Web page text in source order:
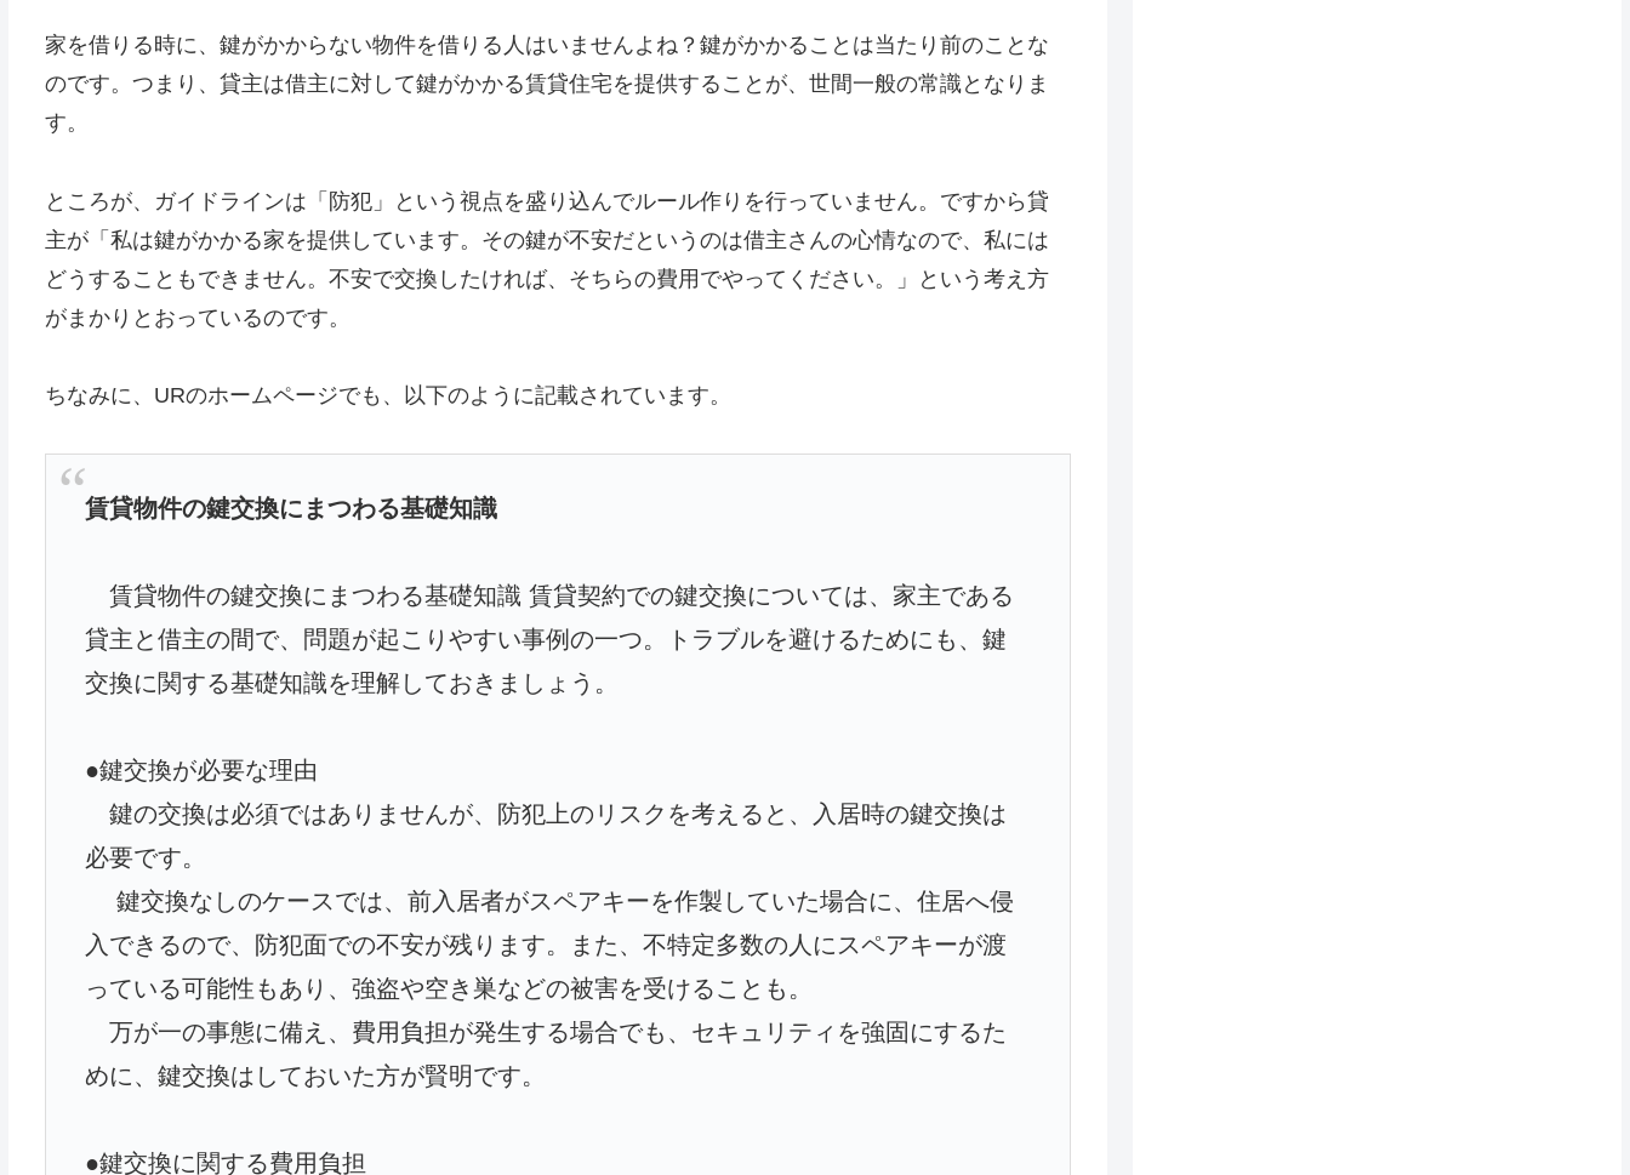
家を借りる時に、鍵がかからない物件を借りる人はいませんよね？鍵がかかることは当たり前のことな
のです。つまり、貸主は借主に対して鍵がかかる賃貸住宅を提供することが、世間一般の常識となりま
す。
ところが、ガイドラインは「防犯」という視点を盛り込んでルール作りを行っていません。ですから貸
主が「私は鍵がかかる家を提供しています。その鍵が不安だというのは借主さんの心情なので、私には
どうすることもできません。不安で交換したければ、そちらの費用でやってください。」という考え方
がまかりとおっているのです。
ちなみに、URのホームページでも、以下のように記載されています。
賃貸物件の鍵交換にまつわる基礎知識
賃貸物件の鍵交換にまつわる基礎知識 賃貸契約での鍵交換については、家主である
貸主と借主の間で、問題が起こりやすい事例の一つ。トラブルを避けるためにも、鍵
交換に関する基礎知識を理解しておきましょう。
●鍵交換が必要な理由
鍵の交換は必須ではありませんが、防犯上のリスクを考えると、入居時の鍵交換は
必要です。
鍵交換なしのケースでは、前入居者がスペアキーを作製していた場合に、住居へ侵
入できるので、防犯面での不安が残ります。また、不特定多数の人にスペアキーが渡
っている可能性もあり、強盗や空き巣などの被害を受けることも。
万が一の事態に備え、費用負担が発生する場合でも、セキュリティを強固にするた
めに、鍵交換はしておいた方が賢明です。
●鍵交換に関する費用負担